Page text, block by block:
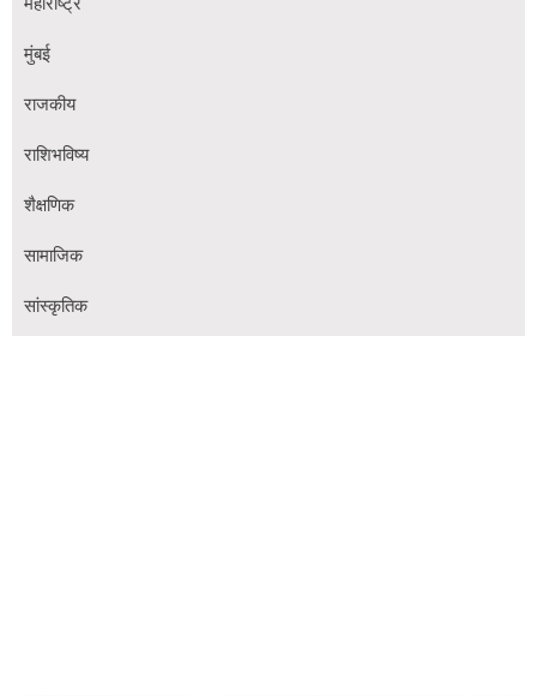
मुंबई
राजकीय
राशिभविष्य
शैक्षणिक
सामाजिक
सांस्कृतिक